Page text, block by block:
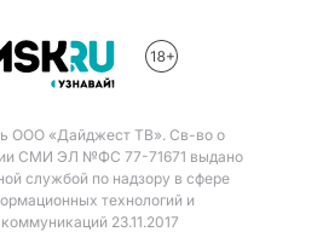
ООО «Дайджест ТВ». Св-во о
СМИ ЭЛ №ФС 77-71671 выдано
службой по надзору в сфере
технологий и
23.11.2017